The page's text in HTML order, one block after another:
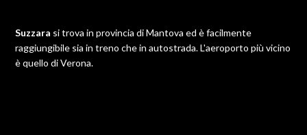
Suzzara si trova in provincia di Mantova ed è facilmente
raggiungibile sia in treno che in autostrada. L'aeroporto più vicino
è quello di Verona.